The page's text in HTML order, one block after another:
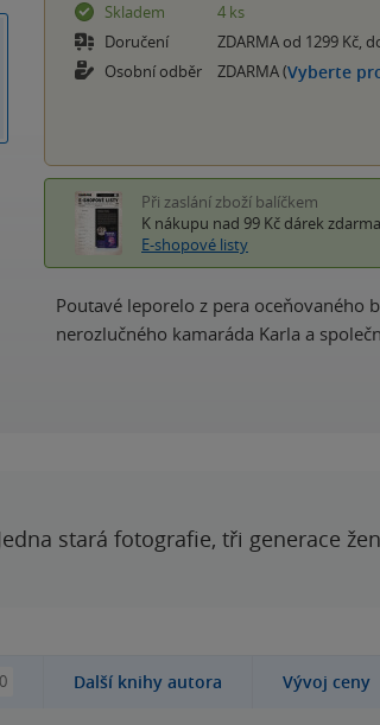
Skladem
4 ks
Doručení
ZDARMA od 1299 Kč,
Osobní odběr
ZDARMA (Vyberte
Při zaslání zboží balíčkem
K nákupu nad 99 Kč dárek zdarma
E-shopové listy
Poutavé leporelo z pera oceňovaného
nerozlučného kamaráda Karla a
stará fotografie, tři generace
0 Další knihy autora Vývoj ceny